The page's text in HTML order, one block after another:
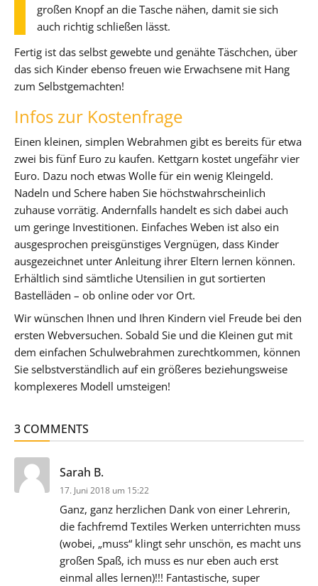
großen Knopf an die Tasche nähen, damit sie sich
auch richtig schließen lässt.
Fertig ist das selbst gewebte und genähte Täschchen, über
das sich Kinder ebenso freuen wie Erwachsene mit Hang
zum Selbstgemachten!
Infos zur Kostenfrage
Einen kleinen, simplen Webrahmen gibt es bereits für etwa
zwei bis fünf Euro zu kaufen. Kettgarn kostet ungefähr vier
Euro. Dazu noch etwas Wolle für ein wenig Kleingeld.
Nadeln und Schere haben Sie höchstwahrscheinlich
zuhause vorrätig. Andernfalls handelt es sich dabei auch
um geringe Investitionen. Einfaches Weben ist also ein
ausgesprochen preisgünstiges Vergnügen, dass Kinder
ausgezeichnet unter Anleitung ihrer Eltern lernen können.
Erhältlich sind sämtliche Utensilien in gut sortierten
Bastelläden – ob online oder vor Ort.
Wir wünschen Ihnen und Ihren Kindern viel Freude bei den
ersten Webversuchen. Sobald Sie und die Kleinen gut mit
dem einfachen Schulwebrahmen zurechtkommen, können
Sie selbstverständlich auf ein größeres beziehungsweise
komplexeres Modell umsteigen!
3 COMMENTS
Sarah B.
17. Juni 2018 um 15:22
Ganz, ganz herzlichen Dank von einer Lehrerin,
die fachfremd Textiles Werken unterrichten muss
(wobei, „muss“ klingt sehr unschön, es macht uns
großen Spaß, ich muss es nur eben auch erst
einmal alles lernen)!!! Fantastische, super